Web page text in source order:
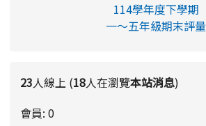
114學年度下學期
一～五年級期末評量
23人線上 (18人在瀏覽本站消息)
會員: 0